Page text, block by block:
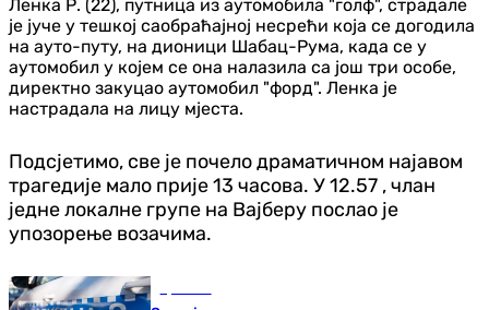
Ленка Р. (22), путница из аутомобила "голф", страдале
је јуче у тешкој саобраћајној несрећи која се догодила
на ауто-путу, на дионици Шабац-Рума, када се у
аутомобил у којем се она налазила са још три особе,
директно закуцао аутомобил "форд". Ленка је
настрадала на лицу мјеста.
Подсјетимо, све је почело драматичном најавом
трагедије мало прије 13 часова. У 12.57 , члан
једне локалне групе на Вајберу послао је
упозорење возачима.